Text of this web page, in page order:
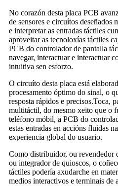
No corazón desta placa PCB
de sensores e circuítos deseñados
e interpretar as entradas táctiles
aproveitar as tecnoloxías táctiles
PCB do controlador de pantalla
navegar, interactuar e interactuar
intuitiva sen esforzo.
O circuíto desta placa está
procesamento óptimo do sinal, o
resposta rápidos e precisos.Toca,
multitáctil, do mesmo xeito que o
teléfono móbil, a PCB do
estas entradas en accións fluidas
experiencia global do usuario.
Como distribuidor, ou revendedor
ou integrador de quioscos, o
táctiles podería axudarche en
medios interactivos e terminais de